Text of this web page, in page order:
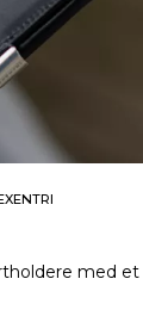
med